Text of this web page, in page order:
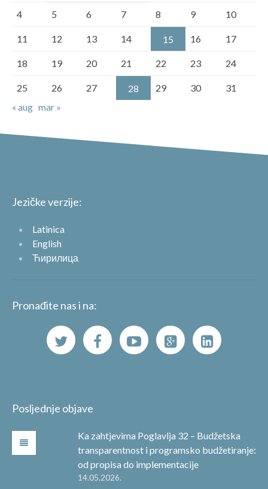
4 5 6 7 8 9 10
11 12 13 14 15 16 17
18 19 20 21 22 23 24
25 26 27 28 29 30
31
« aug mar »
Jezičke verzije:
Latinica
English
Ћирилица
Pronađite nas i na:
Posljednje objave
Ka zahtjevima Poglavlja 32 – Budžetska
transparentnost i programsko budžetiranje:
od propisa do implementacije
14.05.2026.